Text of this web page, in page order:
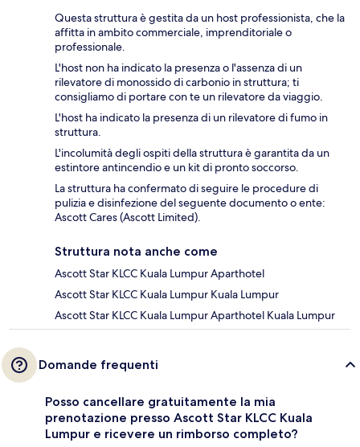
Questa struttura è gestita da un host professionista, che la
affitta in ambito commerciale, imprenditoriale o
professionale.
L'host non ha indicato la presenza o l'assenza di un
rilevatore di monossido di carbonio in struttura; ti
consigliamo di portare con te un rilevatore da viaggio.
L'host ha indicato la presenza di un rilevatore di fumo in
struttura.
L'incolumità degli ospiti della struttura è garantita da un
estintore antincendio e un kit di pronto soccorso.
La struttura ha confermato di seguire le procedure di
pulizia e disinfezione del seguente documento o ente:
Ascott Cares (Ascott Limited).
Struttura nota anche come
Ascott Star KLCC Kuala Lumpur Aparthotel
Ascott Star KLCC Kuala Lumpur Kuala Lumpur
Ascott Star KLCC Kuala Lumpur Aparthotel Kuala Lumpur
Domande frequenti
Posso cancellare gratuitamente la mia
prenotazione presso Ascott Star KLCC Kuala
Lumpur e ricevere un rimborso completo?